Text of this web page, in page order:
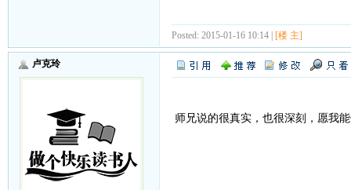
Posted: 2015-01-16 10:14 | [楼 主]
卢克玲
师兄说的很真实，也很深刻，愿我